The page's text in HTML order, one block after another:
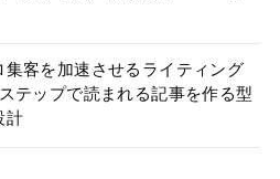
集客を加速させるライティング
テップで読まれる記事を作る型
計